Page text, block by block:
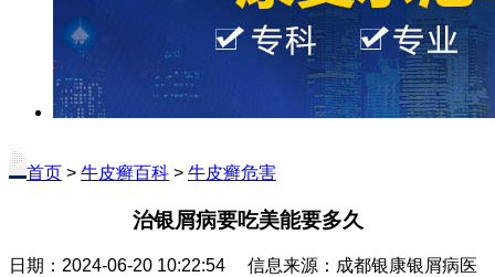
首页 > 牛皮癣百科 > 牛皮癣危害
治银屑病要吃美能要多久
日期：2024-06-20 10:22:54 信息来源：成都银康银屑病医